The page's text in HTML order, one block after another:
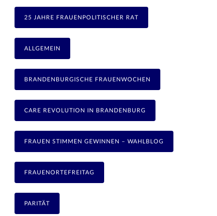
25 JAHRE FRAUENPOLITISCHER RAT
ALLGEMEIN
BRANDENBURGISCHE FRAUENWOCHEN
CARE REVOLUTION IN BRANDENBURG
FRAUEN STIMMEN GEWINNEN – WAHLBLOG
FRAUENORTEFREITAG
PARITÄT